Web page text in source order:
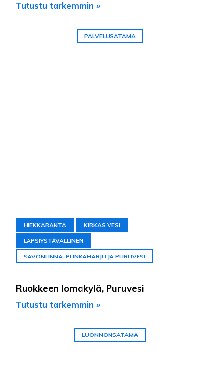
Tutustu tarkemmin »
PALVELUSATAMA
HIEKKARANTA KIRKAS VESI
LAPSIYSTÄVÄLLINEN
SAVONLINNA-PUNKAHARJU JA PURUVESI
Ruokkeen lomakylä, Puruvesi
Tutustu tarkemmin »
LUONNONSATAMA